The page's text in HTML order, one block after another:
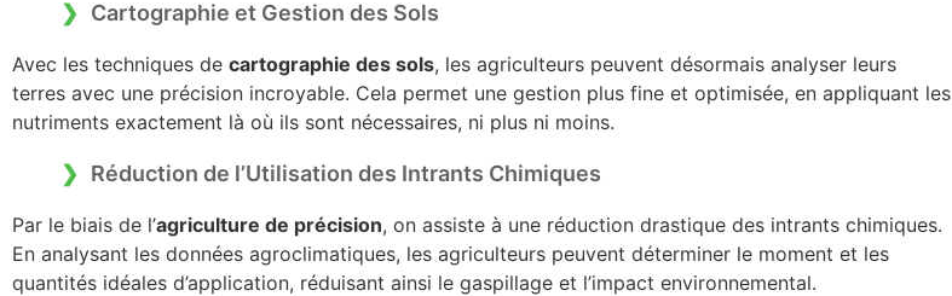
Cartographie et Gestion des Sols
Avec les techniques de cartographie des sols, les agriculteurs peuvent désormais analyser leurs
terres avec une précision incroyable. Cela permet une gestion plus fine et optimisée, en appliquant les
nutriments exactement là où ils sont nécessaires, ni plus ni moins.
Réduction de l’Utilisation des Intrants Chimiques
Par le biais de l’agriculture de précision, on assiste à une réduction drastique des intrants chimiques.
En analysant les données agroclimatiques, les agriculteurs peuvent déterminer le moment et les
quantités idéales d’application, réduisant ainsi le gaspillage et l’impact environnemental.